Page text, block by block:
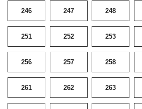
246 247 248
251 252 253
256 257 258
261 262 263